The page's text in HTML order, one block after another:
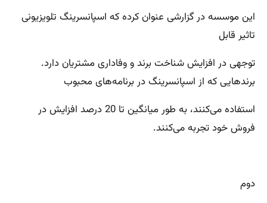
این موسسه در گزارشی عنوان کرده که اسپانسرینگ تلویزیونی
تاثیر قابل
توجهی در افزایش شناخت برند و وفاداری مشتریان دارد.
برندهایی که از اسپانسرینگ در برنامه‌های محبوب
استفاده می‌کنند، به طور میانگین تا 20 درصد افزایش در
فروش خود تجربه می‌کنند.
دوم